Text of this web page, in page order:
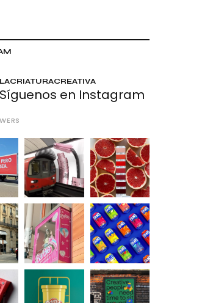
LACRIATURACREATIVA
Síguenos en Instagram